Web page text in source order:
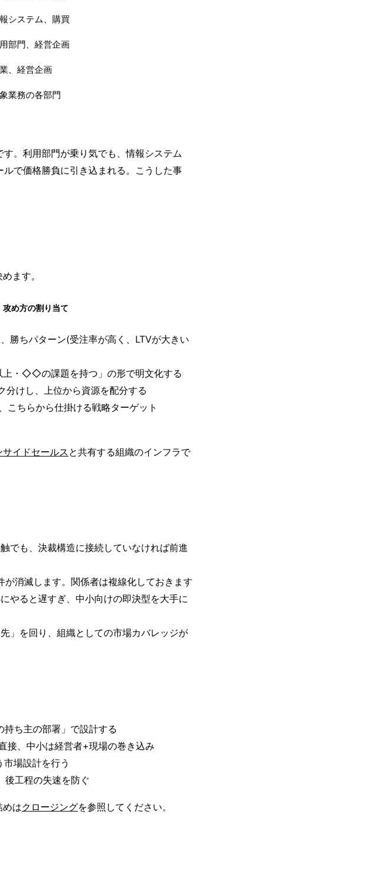
システム、購買
部門、経営企画
、経営企画
業務の各部門
。利用部門が乗り気でも、情報システム
で価格勝負に引き込まれる。こうした事
ます。
攻め方の割り当て
勝ちパターン(受注率が高く、LTVが大きい
◇◇の課題を持つ」の形で明文化する
分けし、上位から資源を配分する
こちらから仕掛ける戦略ターゲット
サイドセールスと共有する組織のインフラで
でも、決裁構造に接続していなければ前進
が消滅します。関係者は複線化しておきます
やると遅すぎ、中小向けの即決型を大手に
」を回り、組織としての市場カバレッジが
ち主の部署」で設計する
接、中小は経営者+現場の巻き込み
場設計を行う
後工程の失速を防ぐ
めはクロージングを参照してください。